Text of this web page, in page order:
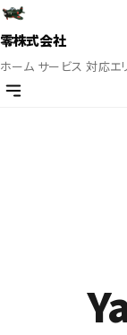
零株式会社
ホーム サービス 対応エ